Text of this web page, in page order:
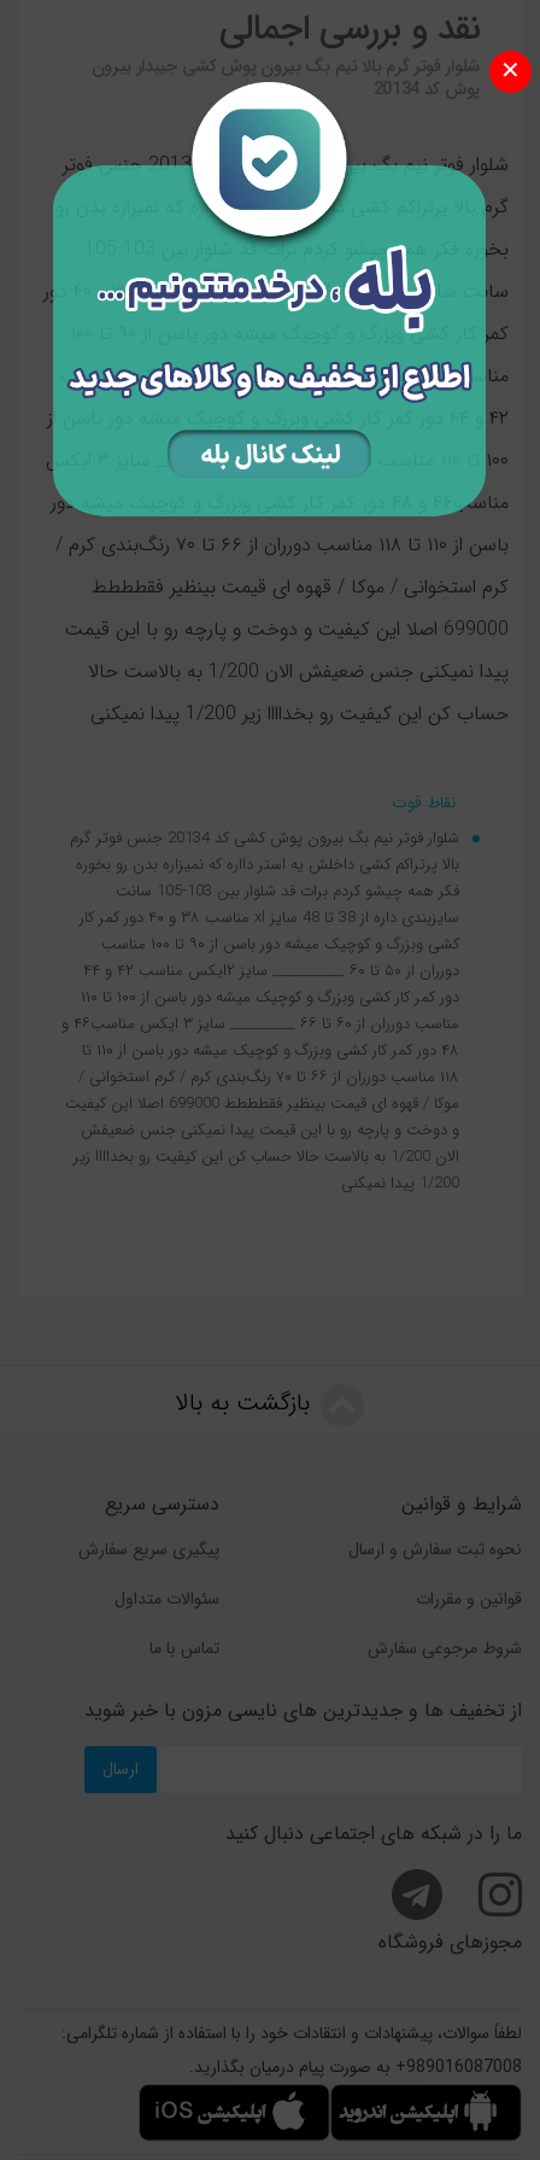
نقد و بررسی اجمالی
شلوار فوتر گرم بالا نیم بگ بیرون پوش کشی جیبدار بیرون
پوش کد 20134
شلوار فوتر نیم بگ بیرون پوش کشی کد 20134 جنس فوتر
گرم بالا پرتراکم کشی داخلش یه استر دااره که نمیزاره بدن رو
سانت سایزبندی داره از 38 تا 48 سایز xl مناسب ۳۸ و ۴۰ دور
مناسب دورران از ۵۰ تا ۶۰ __________ سایز ۲ایکس مناسب
۴۲ و ۴۴ دور کمر کار کشی وبزرگ و کوچیک میشه دور باسن از
۱۰۰ تا ۱۱۰ مناسب دورران از ۶۰ تا ۶۶ _________ سایز ۳ ایکس
مناسب۴۶ و ۴۸ دور کمر کار کشی وبزرگ و کوچیک میشه دور
باسن از ۱۱۰ تا ۱۱۸ مناسب دورران از ۶۶ تا ۷۰ رنگ‌بندی کرم /
کرم استخوانی / موکا / قهوه ای قیمت بینظیر فقطططط
699000 اصلا این کیفیت و دوخت و پارچه رو با این قیمت
پیدا نمیکنی جنس ضعیفش الان 1/200 به بالاست حالا
حساب کن این کیفیت رو بخداااا زیر 1/200 پیدا نمیکنی
نقاط قوت
شلوار فوتر نیم بگ بیرون پوش کشی کد 20134 جنس فوتر گرم
بالا پرتراکم کشی داخلش یه استر دااره که نمیزاره بدن رو بخوره
فکر همه چیشو کردم برات قد شلوار بین 103-105 سانت
سایزبندی داره از 38 تا 48 سایز xl مناسب ۳۸ و ۴۰ دور کمر کار
کشی وبزرگ و کوچیک میشه دور باسن از ۹۰ تا ۱۰۰ مناسب
دورران از ۵۰ تا ۶۰ __________ سایز ۲ایکس مناسب ۴۲ و ۴۴
دور کمر کار کشی وبزرگ و کوچیک میشه دور باسن از ۱۰۰ تا ۱۱۰
مناسب دورران از ۶۰ تا ۶۶ _________ سایز ۳ ایکس مناسب۴۶ و
۴۸ دور کمر کار کشی وبزرگ و کوچیک میشه دور باسن از ۱۱۰ تا
۱۱۸ مناسب دورران از ۶۶ تا ۷۰ رنگ‌بندی کرم / کرم استخوانی /
موکا / قهوه ای قیمت بینظیر فقطططط 699000 اصلا این کیفیت
و دوخت و پارچه رو با این قیمت پیدا نمیکنی جنس ضعیفش
الان 1/200 به بالاست حالا حساب کن این کیفیت رو بخداااا زیر
1/200 پیدا نمیکنی
بازگشت به بالا
شرایط و قوانین
نحوه ثبت سفارش و ارسال
قوانین و مقررات
شروط مرجوعی سفارش
دسترسی سریع
پیگیری سریع سفارش
سئوالات متداول
تماس با ما
از تخفیف ها و جدیدترین های نایسی مزون با خبر شوید
ارسال
ما را در شبکه های اجتماعی دنبال کنید
مجوزهای فروشگاه
لطفاً سوالات، پیشنهادات و انتقادات خود را با استفاده از شماره تلگرامی:
989016087008+ به صورت پیام درمیان بگذارید.
✕